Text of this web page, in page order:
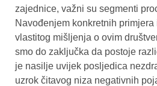
zajednice, važni su segmenti
Navođenjem konkretnih
vlastitog mišljenja o ovim
smo do zaključka da postoje
je nasilje uvijek posljedica
uzrok čitavog niza negativnih